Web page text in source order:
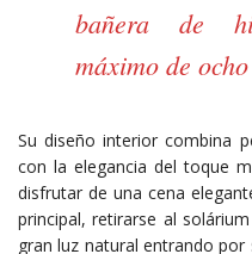
bañera de
máximo de
Su diseño interior combina
con la elegancia del toque
disfrutar de una cena
principal, retirarse al
gran luz natural entrando